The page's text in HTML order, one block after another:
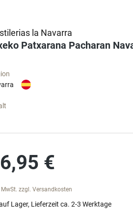
la Navarra
Patxarana Pacharan
€
MwSt. zzgl. Versandkosten
Lager, Lieferzeit ca. 2-3 Werktage